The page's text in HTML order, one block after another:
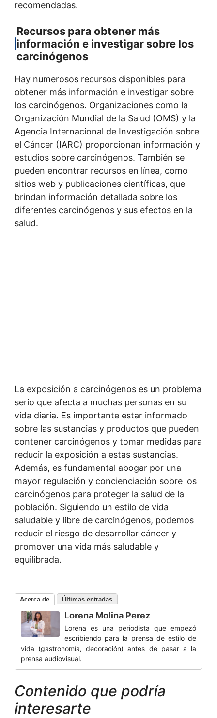
recomendadas.
Recursos para obtener más
información e investigar sobre los
carcinógenos
Hay numerosos recursos disponibles para
obtener más información e investigar sobre
los carcinógenos. Organizaciones como la
Organización Mundial de la Salud (OMS) y la
Agencia Internacional de Investigación sobre
el Cáncer (IARC) proporcionan información y
estudios sobre carcinógenos. También se
pueden encontrar recursos en línea, como
sitios web y publicaciones científicas, que
brindan información detallada sobre los
diferentes carcinógenos y sus efectos en la
salud.
La exposición a carcinógenos es un problema
serio que afecta a muchas personas en su
vida diaria. Es importante estar informado
sobre las sustancias y productos que pueden
contener carcinógenos y tomar medidas para
reducir la exposición a estas sustancias.
Además, es fundamental abogar por una
mayor regulación y concienciación sobre los
carcinógenos para proteger la salud de la
población. Siguiendo un estilo de vida
saludable y libre de carcinógenos, podemos
reducir el riesgo de desarrollar cáncer y
promover una vida más saludable y
equilibrada.
Acerca de Últimas entradas
Lorena Molina Perez
Lorena es una periodista que empezó
escribiendo para la prensa de estilo de
vida (gastronomía, decoración) antes de pasar a la
prensa audiovisual.
Contenido que podría
interesarte